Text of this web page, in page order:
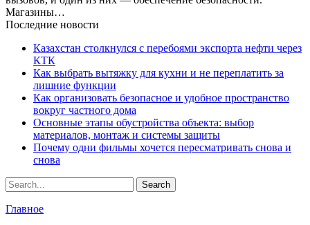
Магазины…
Последние новости
Казахстан столкнулся с перебоями экспорта нефти через
КТК
Как выбрать вытяжку для кухни и не переплатить за
лишние функции
Как организовать безопасное и удобное пространство
вокруг частного дома
Основные этапы обустройства объекта: выбор
материалов, монтаж и системы защиты
Почему одни фильмы хочется пересматривать снова и
снова
Главное